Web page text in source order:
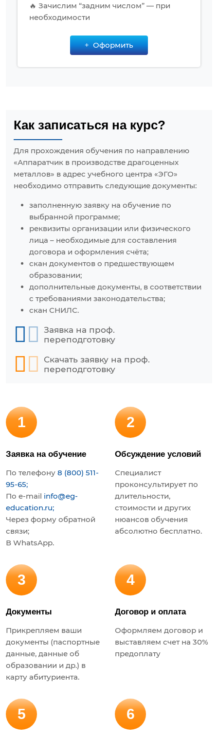
🔥 Зачислим “задним числом” — при
необходимости
Оформить
Как записаться на курс?
Для прохождения обучения по направлению
«Аппаратчик в производстве драгоценных
металлов» в адрес учебного центра «ЭГО»
необходимо отправить следующие документы:
заполненную заявку на обучение по
выбранной программе;
реквизиты организации или физического
лица – необходимые для составления
договора и оформления счёта;
скан документов о предшествующем
образовании;
дополнительные документы, в соответствии
с требованиями законодательства;
скан СНИЛС.
Заявка на проф.
переподготовку
Скачать заявку на проф.
переподготовку
1
Заявка на обучение
По телефону 8 (800) 511-
95-65;
По e-mail info@eg-
education.ru;
Через форму обратной
связи;
В WhatsApp.
2
Обсуждение условий
Специалист
проконсультирует по
длительности,
стоимости и других
нюансов обучения
абсолютно бесплатно.
3
Документы
Прикрепляем ваши
документы (паспортные
данные, данные об
образовании и др.) в
карту абитуриента.
4
Договор и оплата
Оформляем договор и
выставляем счет на 30%
предоплату
5 6